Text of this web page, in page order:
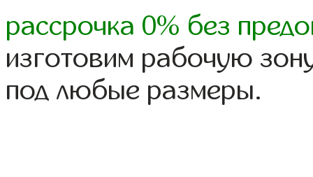
рассрочка 0% без
изготовим рабочую
под любые размеры.